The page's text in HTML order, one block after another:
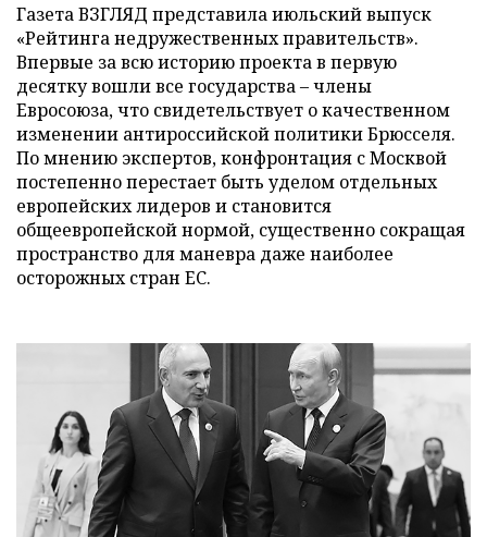
Газета ВЗГЛЯД представила июльский выпуск
«Рейтинга недружественных правительств».
Впервые за всю историю проекта в первую
десятку вошли все государства – члены
Евросоюза, что свидетельствует о качественном
изменении антироссийской политики Брюсселя.
По мнению экспертов, конфронтация с Москвой
постепенно перестает быть уделом отдельных
европейских лидеров и становится
общеевропейской нормой, существенно сокращая
пространство для маневра даже наиболее
осторожных стран ЕС.